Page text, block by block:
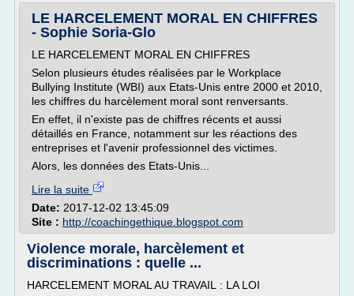
LE HARCELEMENT MORAL EN CHIFFRES
- Sophie Soria-Glo
LE HARCELEMENT MORAL EN CHIFFRES
Selon plusieurs études réalisées par le Workplace
Bullying Institute (WBI) aux Etats-Unis entre 2000 et 2010,
les chiffres du harcèlement moral sont renversants.
En effet, il n'existe pas de chiffres récents et aussi
détaillés en France, notamment sur les réactions des
entreprises et l'avenir professionnel des victimes.
Alors, les données des Etats-Unis...
Lire la suite
Date: 2017-12-02 13:45:09
Site : http://coachingethique.blogspot.com
Violence morale, harcèlement et
discriminations : quelle ...
HARCELEMENT MORAL AU TRAVAIL : LA LOI